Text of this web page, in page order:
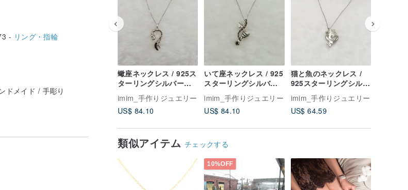
蠍座ネックレス / 925ス
ターリングシルバーネ
ックレス / ハンドメイ
ド
imim_手作りジュエリー
US$ 84.10
いて座ネックレス / 925
スターリングシルバー
ネックレス / ハンドメ
イド
imim_手作りジュエリー
US$ 84.10
猫と魚のネックレス /
925スターリングシルバ
ーネックレス / ハンド
メイド
imim_手作りジュエリー
US$ 64.59
類似アイテム チェックする
10%OFF
- リング・指輪
ドメイド / 手彫り